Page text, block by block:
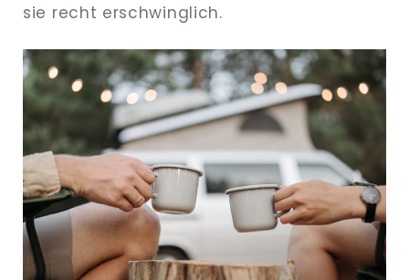
sie recht erschwinglich.